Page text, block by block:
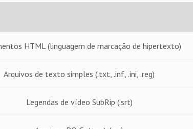
HTML (linguagem de marcação de hipertexto)
Arquivos de texto simples (.txt, .inf, .ini, .reg)
Legendas de vídeo SubRip (.srt)